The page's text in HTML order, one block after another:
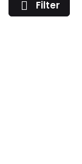
Filter